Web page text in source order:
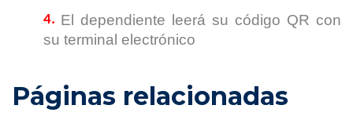
4. El dependiente leerá su código QR con
su terminal electrónico
Páginas relacionadas